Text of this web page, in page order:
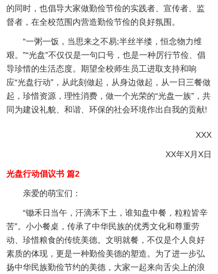
的同时，也倡导大家做勤俭节俭的实践者、宣传者、监
督者，在全校范围内营造勤俭节俭的良好氛围。
“一粥一饭，当思来之不易;半丝半缕，恒念物力维
艰。”“光盘”不仅仅是一句口号，也是一种厉行节俭、倡
导珍惜的生活态度。期望全校师生员工进取支持和响
应“光盘行动”，从此刻做起，从身边做起，从一日三餐做
起，珍惜资源，理性消费，做一个光荣的“光盘一族”，共
同为建设礼貌、和谐、环保的社会环境作出自我的贡献!
XXX
XX年X月X日
光盘行动倡议书 篇2
亲爱的萌宝们：
“锄禾日当午，汗滴禾下土，谁知盘中餐，粒粒皆辛
苦”。小小餐桌，传承了中华民族的优秀文化和尊重劳
动、珍惜粮食的传统美德。文明就餐，不仅是个人良好
素质的体现，更是一种勤俭美德的塑造。为了进一步弘
扬中华民族勤俭节约的美德，大家一起来向舌尖上的浪